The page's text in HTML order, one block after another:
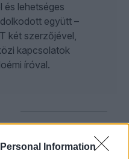
Information
és lehetséges
együtt –
két szerzőjével,
kapcsolatok
íróval.
utolsó viking című